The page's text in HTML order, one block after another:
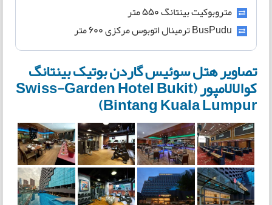
متروبوکیت بینتانگ 550 متر
تصاویر هتل سوئیس گاردن بوتیک بینتانگ
کوالالامپور (Swiss-Garden Hotel Bukit
Bintang Kuala Lumpur)